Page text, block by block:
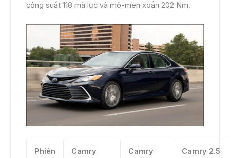
công suất 118 mã lực và mô-men xoắn 202 Nm.
Phiên
Camry
Camry
Camry 2.5